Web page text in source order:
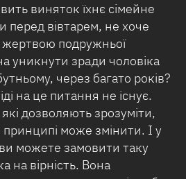
виняток їхнє сімейне
перед вівтарем, не хоче
жертвою подружньої
уникнути зради чоловіка
через багато років?
на це питання не існує.
дозволяють зрозуміти,
може змінити. І у
можете замовити таку
на вірність. Вона